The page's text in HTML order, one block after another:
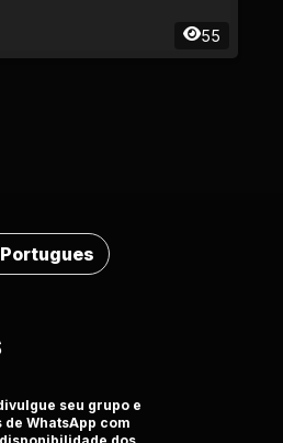
55
Portugues
seu grupo e
WhatsApp com